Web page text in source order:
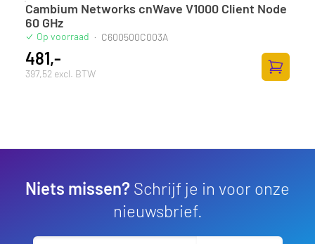
Cambium Networks cnWave V1000 Client Node
60 GHz
Op voorraad · C600500C003A
481,-
397,52 excl. BTW
Zum
Niets missen? Schrijf je in voor onze
nieuwsbrief.